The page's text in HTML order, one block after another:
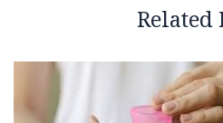
Related